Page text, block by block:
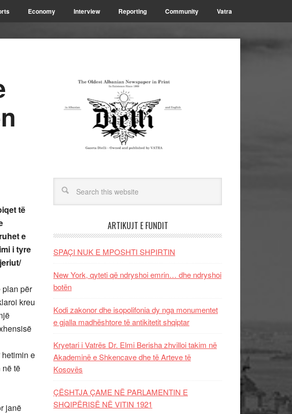
Economy Interview Reporting Community Vatra
të
e
i tyre
plan për
kreu
e
në të
janë
ARTIKUJT E FUNDIT
SPAÇI NUK E MPOSHTI SHPIRTIN
New York, qyteti që ndryshoi emrin… dhe ndryshoi
botën
Kodi zakonor dhe isopolifonia dy nga monumentet
e gjalla madhështore të antikitetit shqiptar
Kryetari i Vatrës Dr. Elmi Berisha zhvilloi takim në
Akademinë e Shkencave dhe të Arteve të
Kosovës
ÇËSHTJA ÇAME NË PARLAMENTIN E
SHQIPËRISË NË VITIN 1921